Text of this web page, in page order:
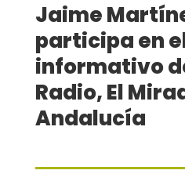
Jaime
participa en
informativo
Radio, El
Andalucía